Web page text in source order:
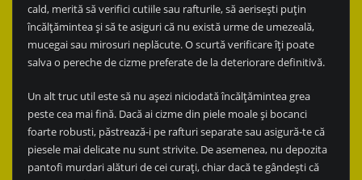
cald, merită să verifici cutiile sau rafturile, să aerisești puțin
încălțămintea și să te asiguri că nu există urme de umezeală,
mucegai sau mirosuri neplăcute. O scurtă verificare îți poate
salva o pereche de cizme preferate de la deteriorare definitivă.
Un alt truc util este să nu așezi niciodată încălțămintea grea
peste cea mai fină. Dacă ai cizme din piele moale și bocanci
foarte robusti, păstrează-i pe rafturi separate sau asigură-te că
piesele mai delicate nu sunt strivite. De asemenea, nu depozita
pantofi murdari alături de cei curați, chiar dacă te gândești că